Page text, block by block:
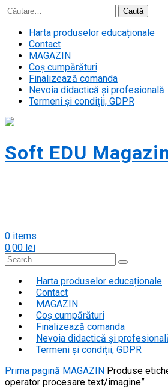
Skip
to
content
Caută
după:
Harta produselor educaționale
Contact
MAGAZIN
Coș cumpărături
Finalizează comanda
Nevoia didactică și profesională
Termeni și condiții, GDPR
Soft EDU
0 items
0,00 lei
Search
Harta produselor educaționale
Contact
MAGAZIN
Coș cumpărături
Finalizează comanda
Nevoia didactică și
Termeni și condiții, GDPR
Prima pagină MAGAZIN Produse
operator procesare text/imagine”